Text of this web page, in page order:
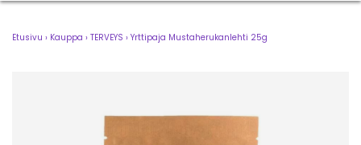
Etusivu › Kauppa › TERVEYS › Yrttipaja Mustaherukanlehti 25g